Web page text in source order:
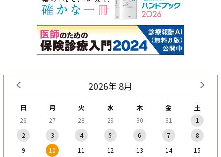
2026年 8月
日 月 火 水 木 金 土
26 27 28 29 30 31
1
2
3 4 5 6 7
8
9
10 11 12 13 14
15